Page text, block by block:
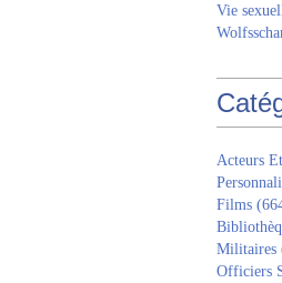
Vie
Acteurs
Films
Militaires
Officiers